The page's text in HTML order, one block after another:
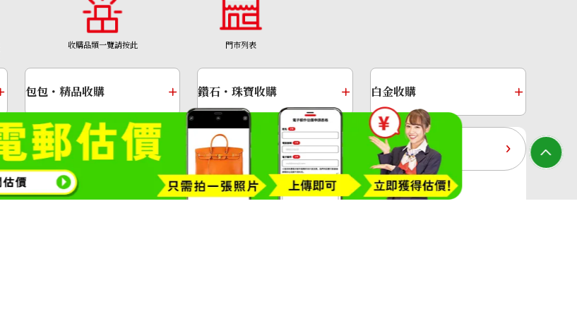
NTD 68,408
收購品類一覽請按此 門市列表
黃金過去10年
黃金項鍊
包包・精品收購 鑽石・珠寶收購 白金收購